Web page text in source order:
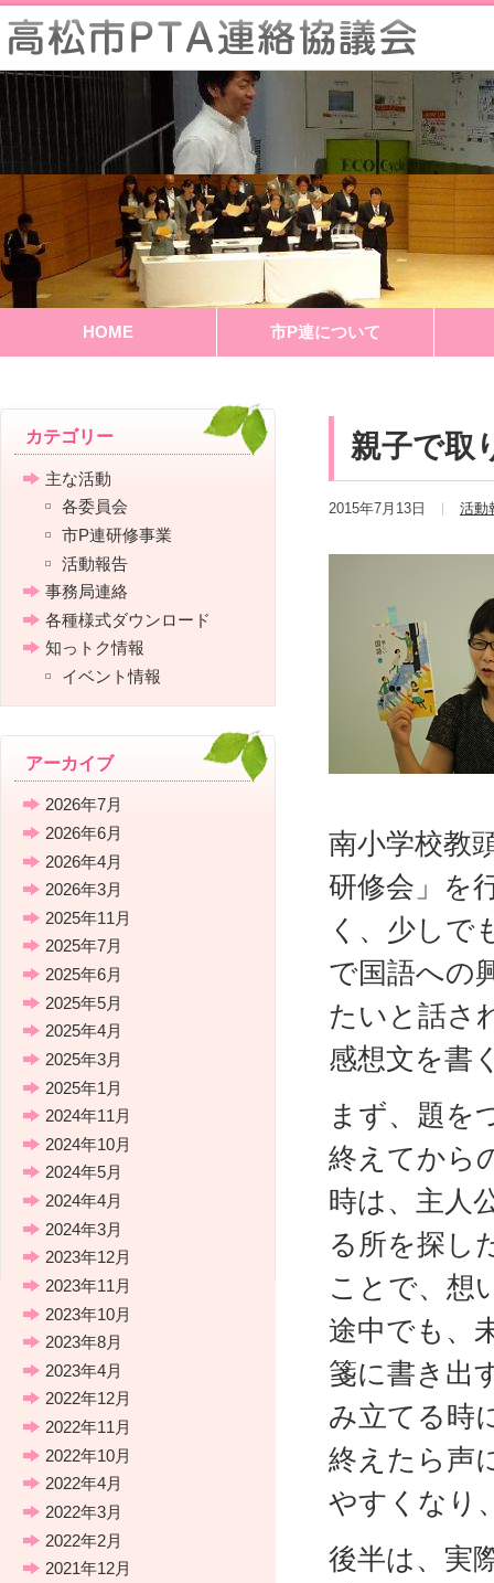
HOME 市P連について
親子で取
2015年7月13日 活動
南小学校教
研修会」を
く、少しで
で国語への
たいと話さ
感想文を書
まず、題を
終えてから
時は、主人
る所を探し
ことで、想
途中でも、
箋に書き出
み立てる時
終えたら声
やすくなり
後半は、実
カテゴリー
主な活動
各委員会
市P連研修事業
活動報告
事務局連絡
各種様式ダウンロード
知っトク情報
イベント情報
アーカイブ
2026年7月
2026年6月
2026年4月
2026年3月
2025年11月
2025年7月
2025年6月
2025年5月
2025年4月
2025年3月
2025年1月
2024年11月
2024年10月
2024年5月
2024年4月
2024年3月
2023年12月
2023年11月
2023年10月
2023年8月
2023年4月
2022年12月
2022年11月
2022年10月
2022年4月
2022年3月
2022年2月
2021年12月